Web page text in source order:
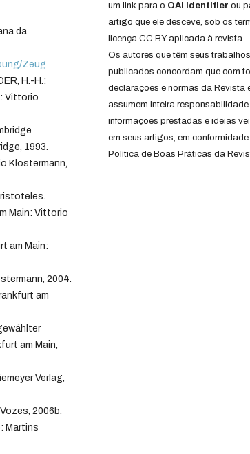
da
Zeug
H.-H.:
Vittorio
1993.
Klostermann,
Main: Vittorio
am Main:
2004.
am
am Main,
Verlag,
2006b.
Martins
um link para o OAI Identifier ou
artigo que ele desceve, sob os
licença CC BY aplicada à revista.
Os autores que têm seus trabalhos
publicados concordam que com
declarações e normas da Revista
assumem inteira responsabilidade
informações prestadas e ideias
em seus artigos, em
Política de Boas Práticas da